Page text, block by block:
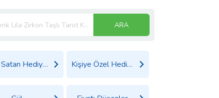
ARA
Çok Satan Hediyeler Kişiye Özel Hediyeler